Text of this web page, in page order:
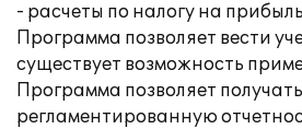
- расчеты по налогу на
Программа позволяет вести
существует возможность
Программа позволяет
регламентированную